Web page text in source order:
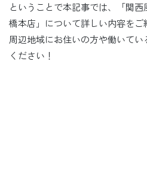
ということで本記事では、「関
橋本店」について詳しい内容をご
周辺地域にお住いの方や働いて
ください！